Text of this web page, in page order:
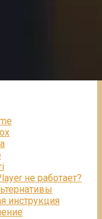
не работает?
инструкция